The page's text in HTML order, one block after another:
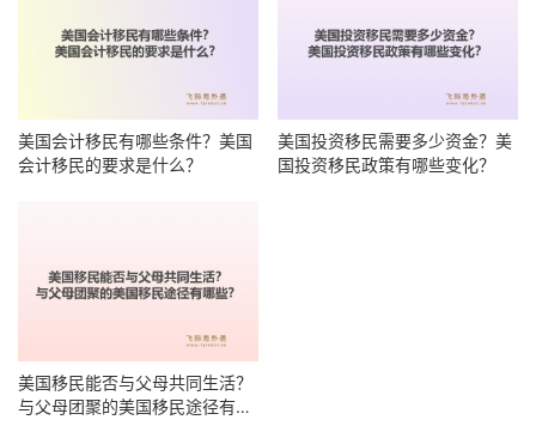
美国投资移民需要多少资金？美
国投资移民政策有哪些变化？
美国移民能否与父母共同生活？
与父母团聚的美国移民途径有哪
Copyright © 2026 FGLOBAL版权所有